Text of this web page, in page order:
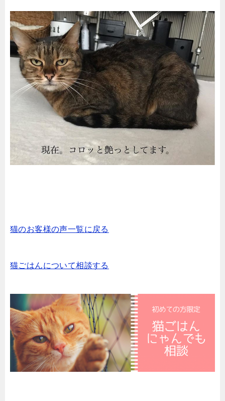
猫のお客様の声一覧に戻る
猫ごはんについて相談する